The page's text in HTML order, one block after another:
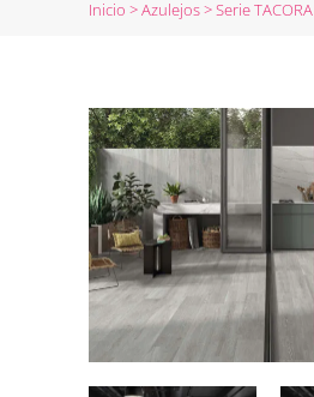
Inicio >Azulejos>Serie TACORA